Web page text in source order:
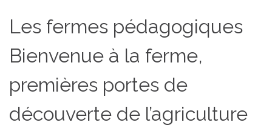
Les fermes pédagogiques
Bienvenue à la ferme,
premières portes de
découverte de l’agriculture